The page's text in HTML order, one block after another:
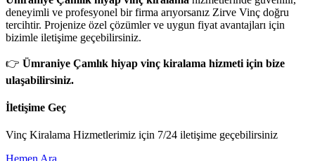
deneyimli ve profesyonel bir firma arıyorsanız Zirve Vinç doğru
tercihtir. Projenize özel çözümler ve uygun fiyat avantajları için
bizimle iletişime geçebilirsiniz.
👉 Ümraniye Çamlık hiyap vinç kiralama hizmeti için bize
ulaşabilirsiniz.
İletişime Geç
Vinç Kiralama Hizmetlerimiz için 7/24 iletişime geçebilirsiniz